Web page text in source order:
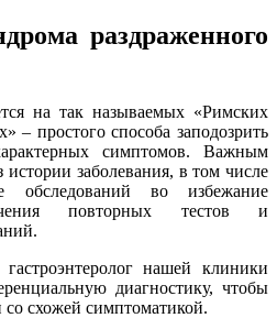
раздраженного
на так называемых «Римских
– простого способа заподозрить
симптомов. Важным
истории заболевания, в том числе
обследований во избежание
повторных тестов и
нашей клиники
диагностику, чтобы
схожей симптоматикой.